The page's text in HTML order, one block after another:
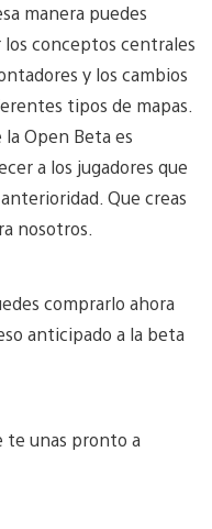
manera puedes
conceptos centrales
y los cambios
tipos de mapas.
Open Beta es
a los jugadores que
Que creas
nosotros.
comprarlo ahora
anticipado a la beta
te unas pronto a